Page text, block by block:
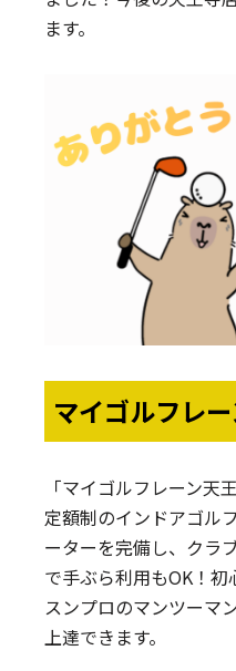
ます。
マイゴルフレ
「マイゴルフレーン天
定額制のインドアゴル
ーターを完備し、クラ
で手ぶら利用もOK！
スンプロのマンツーマ
上達できます。